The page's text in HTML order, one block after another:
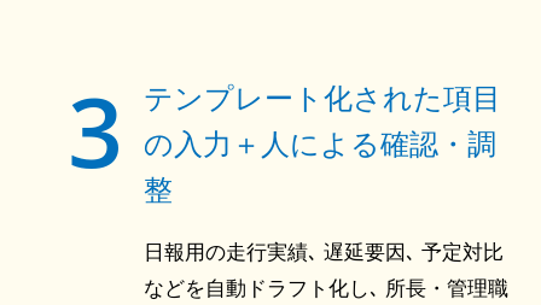
テンプレート化された項目
の入力＋人による確認・調
整
3
日報用の走行実績､ 遅延要因､ 予定対比
などを自動ドラフト化し､ 所長・管理職